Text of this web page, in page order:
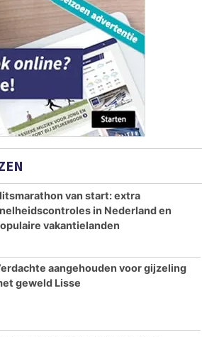
van start: extra
in Nederland en
vakantielanden
aangehouden voor gijzeling
geweld Lisse